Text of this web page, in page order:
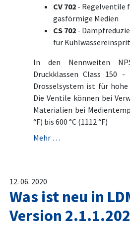
CV 702 - Regelventile
gasförmige Medien
CS 702 -
für
In den Nennweiten
Druckklassen Class 150
Drosselsystem ist für
Die Ventile können bei
Materialien bei
°F) bis 600 °C (1112 °F)
Mehr …
12. 06. 2020
Was ist neu in
Version